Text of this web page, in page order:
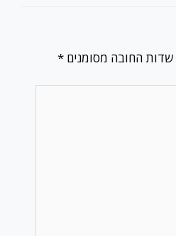
שדות החובה מסומנים *